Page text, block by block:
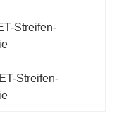
Streifen-
Streifen-